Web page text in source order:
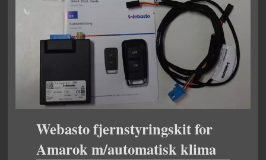
Webasto fjernstyringskit for
Amarok m/automatisk klima